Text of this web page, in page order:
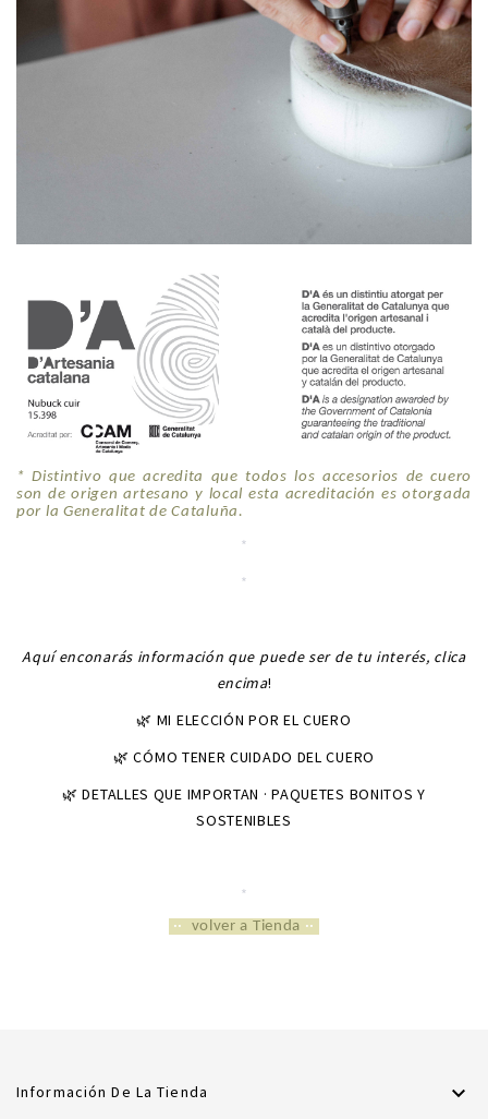
* Distintivo que acredita que todos los accesorios de cuero
son de origen artesano y local esta acreditación es otorgada
por la Generalitat de Cataluña.
*
*
Aquí enconarás información que puede ser de tu interés, clica
encima!
🌿 MI ELECCIÓN POR EL CUERO
🌿 CÓMO TENER CUIDADO DEL CUERO
🌿 DETALLES QUE IMPORTAN · PAQUETES BONITOS Y
SOSTENIBLES
*
·· volver a Tienda ··
Información De La Tienda 